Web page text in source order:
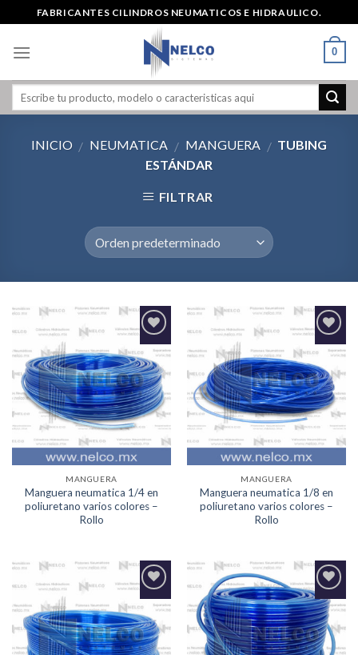
content
FABRICANTES CILINDROS NEUMATICOS E HIDRAULICO.
0
INICIO / NEUMATICA / MANGUERA / TUBING
ESTÁNDAR
FILTRAR
Agregar
a la
Lista de
deseos
MANGUERA
Manguera neumatica 1/4 en
poliuretano varios colores –
Rollo
Agregar
a la
Lista de
deseos
MANGUERA
Manguera neumatica 1/8 en
poliuretano varios colores –
Rollo
Agregar
a la
Lista de
deseos
Agregar
a la
Lista de
deseos